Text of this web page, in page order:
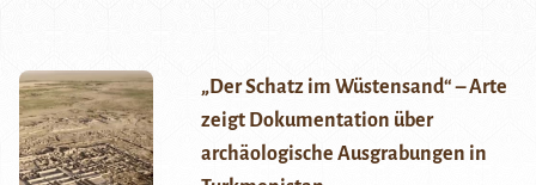
„Der Schatz im Wüstensand“ – Arte
zeigt Dokumentation über
archäologische Ausgrabungen in